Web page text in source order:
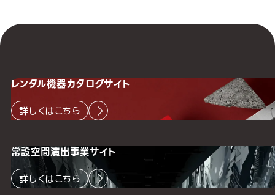
レンタル機器カタログサイト
詳しくはこちら
常設空間演出事業サイト
詳しくはこちら